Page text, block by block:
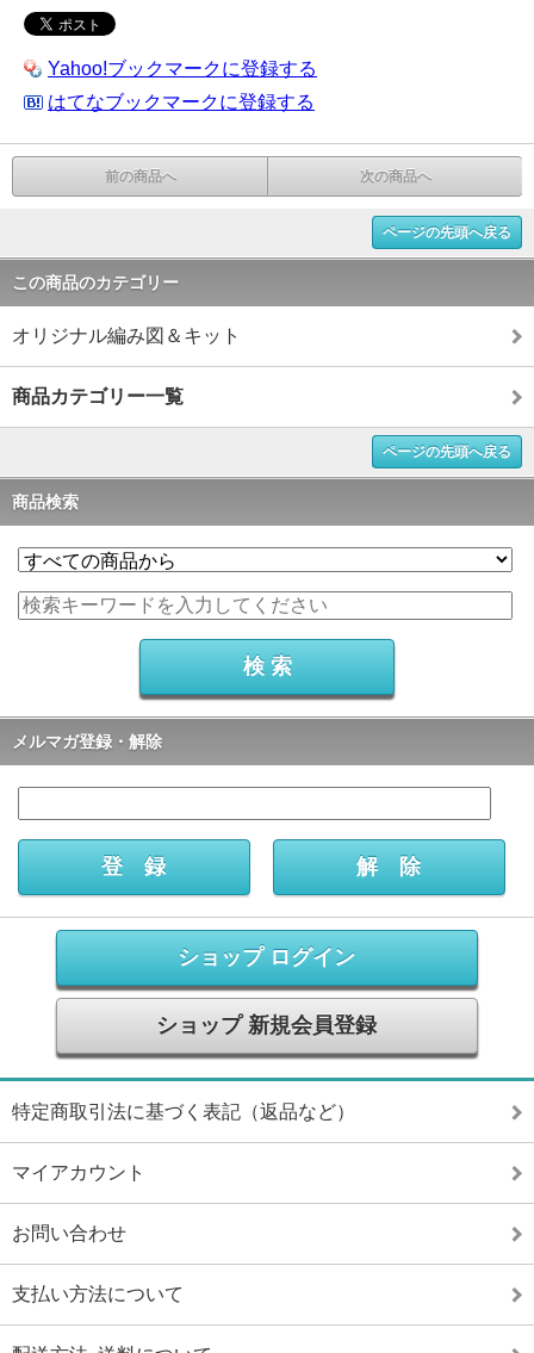
Yahoo!ブックマークに登録する
はてなブックマークに登録する
前の商品へ 次の商品へ
ページの先頭へ戻る
この商品のカテゴリー
オリジナル編み図＆キット
商品カテゴリー一覧
ページの先頭へ戻る
商品検索
メルマガ登録・解除
ショップ ログイン
ショップ 新規会員登録
特定商取引法に基づく表記（返品など）
マイアカウント
お問い合わせ
支払い方法について